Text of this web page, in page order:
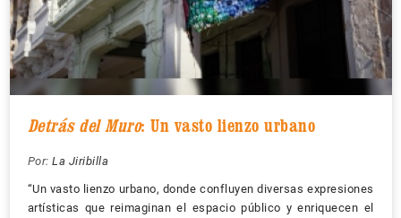
Detrás del Muro: Un vasto lienzo urbano
Por: La Jiribilla
“Un vasto lienzo urbano, donde confluyen diversas expresiones
artísticas que reimaginan el espacio público y enriquecen el